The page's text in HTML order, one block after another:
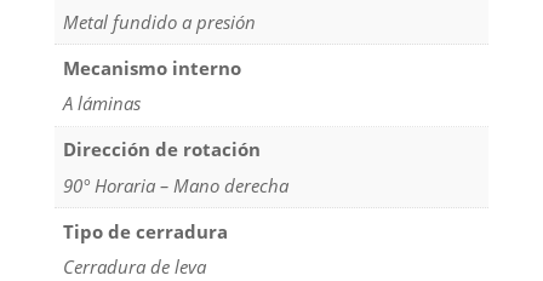
Metal fundido a presión
Mecanismo interno
A láminas
Dirección de rotación
90° Horaria – Mano derecha
Tipo de cerradura
Cerradura de leva